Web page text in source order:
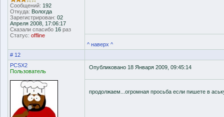
Сообщений: 192
Откуда: Вологда
Зарегистрирован: 02
Апреля 2008, 17:06:17
Сказали спасибо 16 раз
Статус: offline
^ наверх ^
# 12
PCSX2
Пользователь
Опубликовано 18 Января 2009, 09:45:14
продолжаем...огромная просьба если пишете в